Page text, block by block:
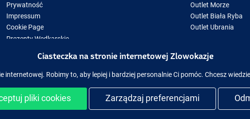
Prywatność
Impressum
Cookie Page
Prezenty Wędkarskie
Sprzęt wędkarski chwilowo niedostępny w magazynie
Outlet Morze
Outlet Biała Ryba
Outlet Ubrania
i bezpieczne zakupy
Ciasteczka na stronie internetowej Zlowokazje
Robimy to, aby lepiej i bardziej personalnie Ci pomóc. Chcesz
pliki cookies Zarządzaj preferencjami